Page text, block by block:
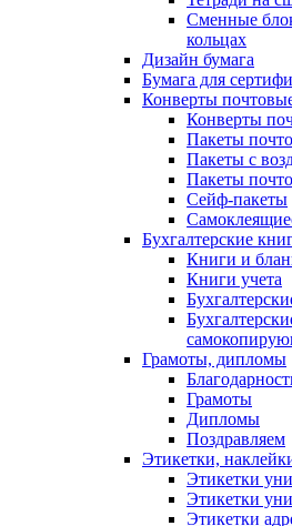
Сменные
кольцах
Дизайн бумага
Бумага для
Конверты
Конверты
Пакеты
Пакеты с
Пакеты
Сейф-пакеты
Бухгалтерские
Книги и
Книги учета
Грамоты, дипломы
Грамоты
Дипломы
Поздравляем
Этикетки,
Этикетки
Этикетки
Этикетки